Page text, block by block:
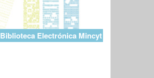
Biblioteca Electrónica Mincyt